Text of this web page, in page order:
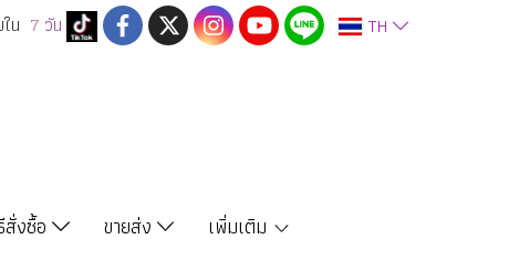
น 7 วัน TH
งซื้อ ขายส่ง เพิ่มเติม